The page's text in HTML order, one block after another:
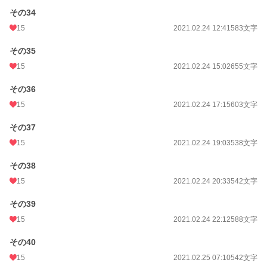
その34
15 2021.02.24 12:41583文字
その35
15 2021.02.24 15:02655文字
その36
15 2021.02.24 17:15603文字
その37
15 2021.02.24 19:03538文字
その38
15 2021.02.24 20:33542文字
その39
15 2021.02.24 22:12588文字
その40
15 2021.02.25 07:10542文字